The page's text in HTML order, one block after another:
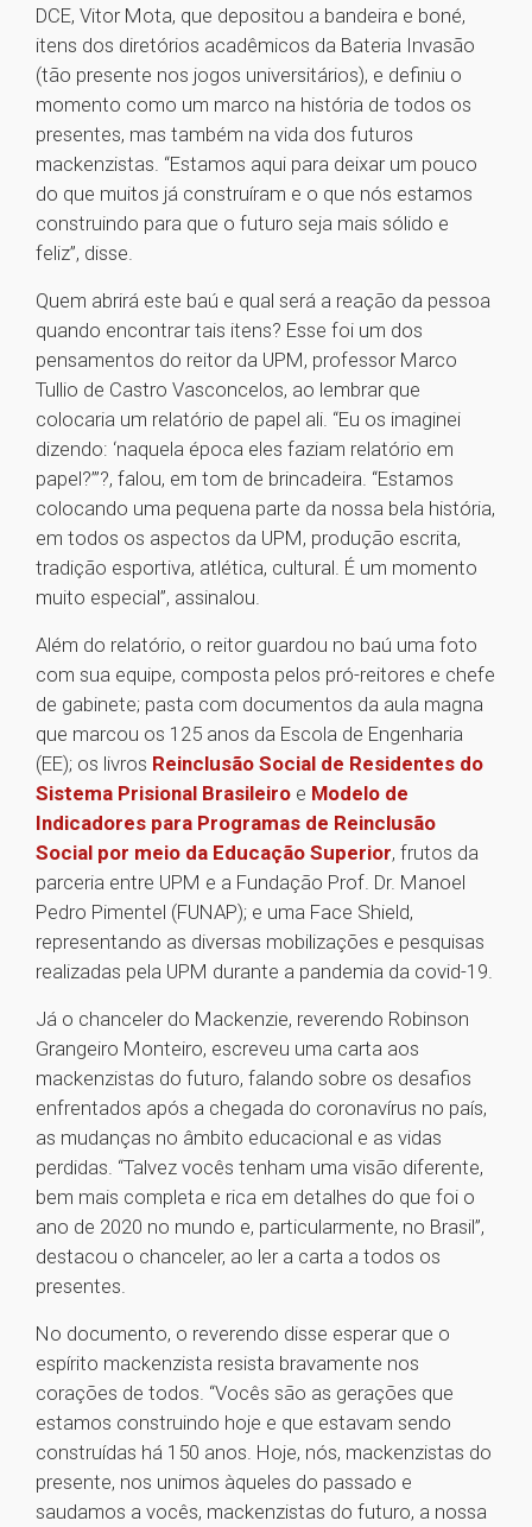
DCE, Vitor Mota, que depositou a bandeira e boné,
itens dos diretórios acadêmicos da Bateria Invasão
(tão presente nos jogos universitários), e definiu o
momento como um marco na história de todos os
presentes, mas também na vida dos futuros
mackenzistas. “Estamos aqui para deixar um pouco
do que muitos já construíram e o que nós estamos
construindo para que o futuro seja mais sólido e
feliz”, disse.
Quem abrirá este baú e qual será a reação da pessoa
quando encontrar tais itens? Esse foi um dos
pensamentos do reitor da UPM, professor Marco
Tullio de Castro Vasconcelos, ao lembrar que
colocaria um relatório de papel ali. “Eu os imaginei
dizendo: ‘naquela época eles faziam relatório em
papel?’”?, falou, em tom de brincadeira. “Estamos
colocando uma pequena parte da nossa bela história,
em todos os aspectos da UPM, produção escrita,
tradição esportiva, atlética, cultural. É um momento
muito especial”, assinalou.
Além do relatório, o reitor guardou no baú uma foto
com sua equipe, composta pelos pró-reitores e chefe
de gabinete; pasta com documentos da aula magna
que marcou os 125 anos da Escola de Engenharia
(EE); os livros Reinclusão Social de Residentes do
Sistema Prisional Brasileiro e Modelo de
Indicadores para Programas de Reinclusão
Social por meio da Educação Superior, frutos da
parceria entre UPM e a Fundação Prof. Dr. Manoel
Pedro Pimentel (FUNAP); e uma Face Shield,
representando as diversas mobilizações e pesquisas
realizadas pela UPM durante a pandemia da covid-19.
Já o chanceler do Mackenzie, reverendo Robinson
Grangeiro Monteiro, escreveu uma carta aos
mackenzistas do futuro, falando sobre os desafios
enfrentados após a chegada do coronavírus no país,
as mudanças no âmbito educacional e as vidas
perdidas. “Talvez vocês tenham uma visão diferente,
bem mais completa e rica em detalhes do que foi o
ano de 2020 no mundo e, particularmente, no Brasil”,
destacou o chanceler, ao ler a carta a todos os
presentes.
No documento, o reverendo disse esperar que o
espírito mackenzista resista bravamente nos
corações de todos. “Vocês são as gerações que
estamos construindo hoje e que estavam sendo
construídas há 150 anos. Hoje, nós, mackenzistas do
presente, nos unimos àqueles do passado e
saudamos a vocês, mackenzistas do futuro, a nossa